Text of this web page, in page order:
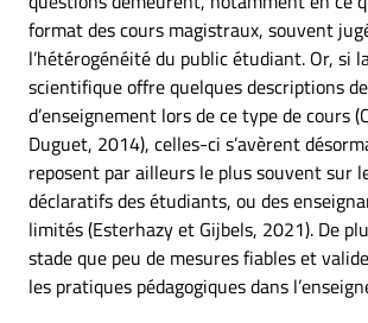
format des cours magistraux, souvent
l’hétérogénéité du public étudiant. Or, si
scientifique offre quelques descriptions
d’enseignement lors de ce type de cours
Duguet, 2014), celles-ci s’avèrent
reposent par ailleurs le plus souvent sur
déclaratifs des étudiants, ou des
limités (Esterhazy et Gijbels, 2021). De
stade que peu de mesures fiables et
les pratiques pédagogiques dans